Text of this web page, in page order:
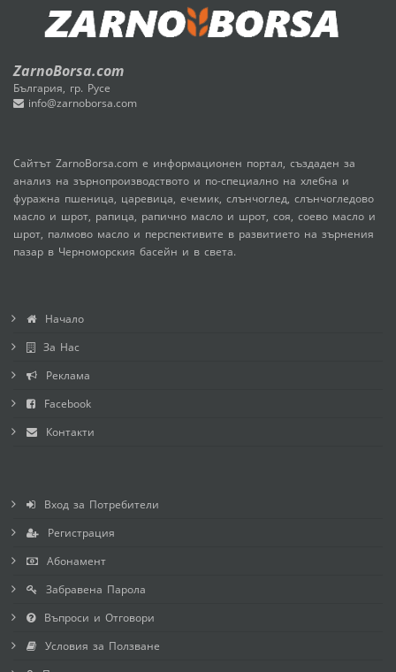
ZarnoBorsa.com
България, гр. Русе
info@zarnoborsa.com
Сайтът ZarnoBorsa.com е информационен портал, създаден за
анализ на зърнопроизводството и по-специално на хлебна и
фуражна пшеница, царевица, ечемик, слънчоглед, слънчогледово
масло и шрот, рапица, рапично масло и шрот, соя, соево масло и
шрот, палмово масло и перспективите в развитието на зърнения
пазар в Черноморския басейн и в света.
Начало
За Нас
Реклама
Facebook
Контакти
Вход за Потребители
Регистрация
Абонамент
Забравена Парола
Въпроси и Отговори
Условия за Ползване